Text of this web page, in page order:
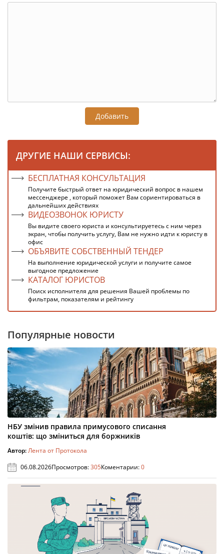
Добавить
ДРУГИЕ НАШИ СЕРВИСЫ:
БЕСПЛАТНАЯ КОНСУЛЬТАЦИЯ
Получите быстрый ответ на юридический вопрос в нашем
мессенджере , который поможет Вам сориентироваться в
дальнейших действиях
ВИДЕОЗВОНОК ЮРИСТУ
Вы видите своего юриста и консультируетесь с ним через
экран, чтобы получить услугу, Вам не нужно идти к юристу в
офис
ОБЪЯВИТЕ СОБСТВЕННЫЙ ТЕНДЕР
На выполнение юридической услуги и получите самое
выгодное предложение
КАТАЛОГ ЮРИСТОВ
Поиск исполнителя для решения Вашей проблемы по
фильтрам, показателям и рейтингу
Популярные новости
НБУ змінив правила примусового списання
коштів: що зміниться для боржників
Автор:Лента от Протокола
06.08.2026Просмотров:305Коментарии:0